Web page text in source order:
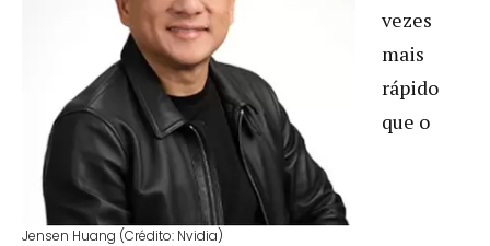
Jensen Huang (Crédito: Nvidia)
vezes
mais
rápido
que o